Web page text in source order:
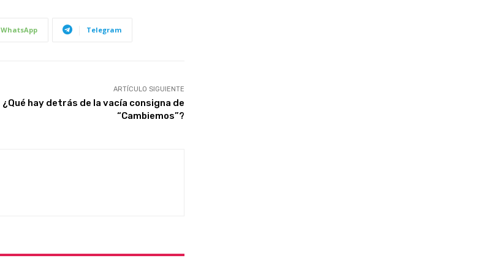
WhatsApp Telegram
ARTÍCULO SIGUIENTE
¿Qué hay detrás de la vacía consigna de
“Cambiemos”?